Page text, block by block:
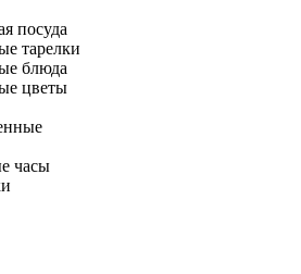
посуда
тарелки
блюда
цветы
часы